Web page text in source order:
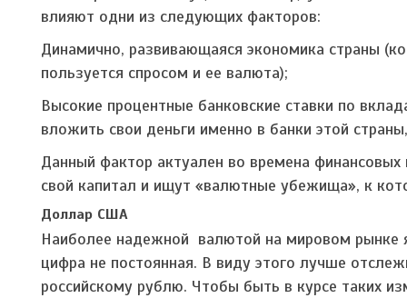
влияют одни из следующих факторов:
Динамично, развивающаяся экономика страны
пользуется спросом и ее валюта);
Высокие процентные банковские ставки по
вложить свои деньги именно в банки этой
Данный фактор актуален во времена
свой капитал и ищут «валютные убежища», к
Доллар США
Наиболее надежной валютой на мировом рынке
цифра не постоянная. В виду этого лучше
российскому рублю. Чтобы быть в курсе таких